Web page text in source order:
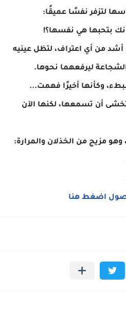
لتزفر نفسًا عميقًا:
بتحبها هي نفسها؟!
من أي اعتراف، لتظل عينيه
ليرفعهما نحوها.
وكأنها أخيرًا فهمت...
أن تسمعها، لكنها الآن
مزيج من الخذلان والمرارة:
اضغط هنا